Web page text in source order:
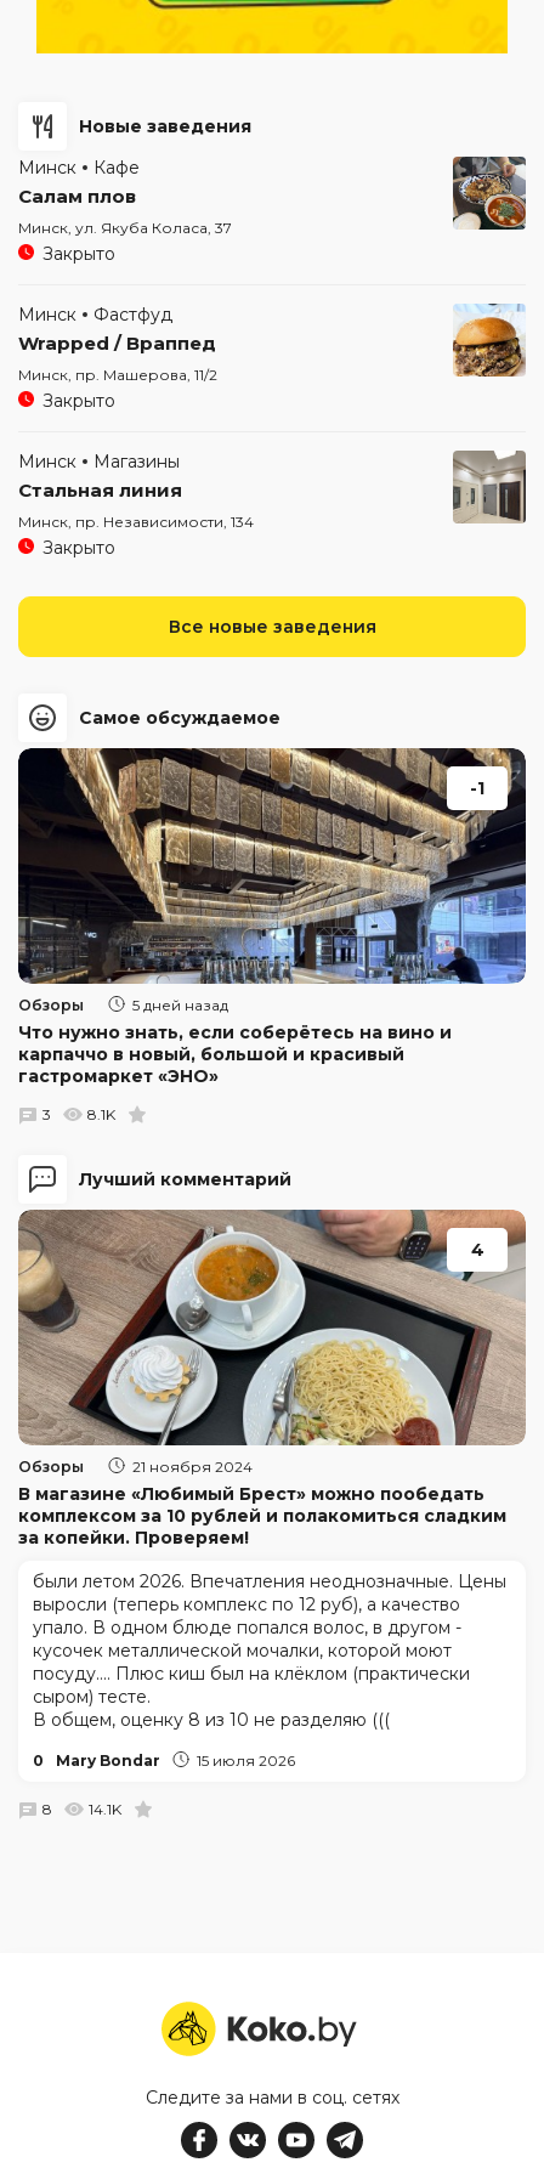
Новые заведения
Минск
Кафе
Салам плов
Минск, ул. Якуба Коласа, 37
Закрыто
Минск Фастфуд
Wrapped / Враппед
Минск, пр. Машерова, 11/2
Закрыто
Минск Магазины
Стальная линия
Минск, пр. Независимости, 134
Закрыто
Все новые заведения
Лучший комментарий
4
Обзоры 21 ноября 2024
В магазине «Любимый Брест» можно пообедать
комплексом за 10 рублей и полакомиться сладким
за копейки. Проверяем!
были летом 2026. Впечатления неоднозначные. Цены
выросли (теперь комплекс по 12 руб), а качество
упало. В одном блюде попался волос, в другом -
кусочек металлической мочалки, которой моют
посуду.... Плюс киш был на клёклом (практически
сыром) тесте.
В общем, оценку 8 из 10 не разделяю (((
0 Mary Bondar 15 июля 2026
8 14.1K
Самое обсуждаемое
-1
Обзоры 5 дней назад
Что нужно знать, если соберётесь на вино и
карпаччо в новый, большой и красивый
гастромаркет «ЭНО»
3 8.1K
Следите за нами в соц. сетях